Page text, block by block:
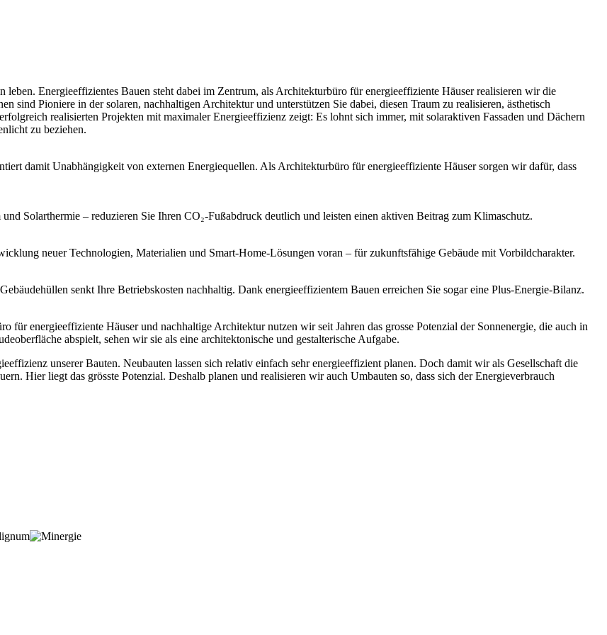
Energieeffizientes Bauen steht dabei im Zentrum, als Architekturbüro für energieeffiziente Häuser realisieren wir die
sind Pioniere in der solaren, nachhaltigen Architektur und unterstützen Sie dabei, diesen Traum zu realisieren, ästhetisch
realisierten Projekten mit maximaler Energieeffizienz zeigt: Es lohnt sich immer, mit solaraktiven Fassaden und Dächern
zu beziehen.
damit Unabhängigkeit von externen Energiequellen. Als Architekturbüro für energieeffiziente Häuser sorgen wir dafür, dass
Solarthermie – reduzieren Sie Ihren CO₂-Fußabdruck deutlich und leisten einen aktiven Beitrag zum Klimaschutz.
neuer Technologien, Materialien und Smart-Home-Lösungen voran – für zukunftsfähige Gebäude mit Vorbildcharakter.
senkt Ihre Betriebskosten nachhaltig. Dank energieeffizientem Bauen erreichen Sie sogar eine Plus-Energie-Bilanz.
energieeffiziente Häuser und nachhaltige Architektur nutzen wir seit Jahren das grosse Potenzial der Sonnenergie, die auch in
abspielt, sehen wir sie als eine architektonische und gestalterische Aufgabe.
unserer Bauten. Neubauten lassen sich relativ einfach sehr energieeffizient planen. Doch damit wir als Gesellschaft die
Hier liegt das grösste Potenzial. Deshalb planen und realisieren wir auch Umbauten so, dass sich der Energieverbrauch